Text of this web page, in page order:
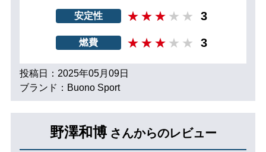
安定性 3
燃費 3
投稿日：2025年05月09日
ブランド：Buono Sport
野澤和博 さんからのレビュー